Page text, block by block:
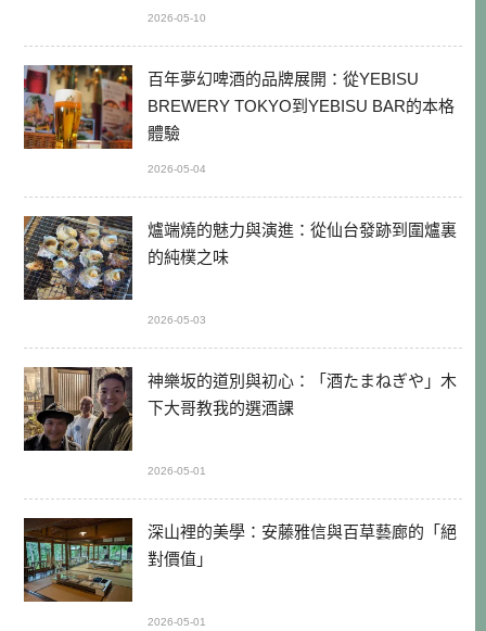
2026-05-10
百年夢幻啤酒的品牌展開：從YEBISU
BREWERY TOKYO到YEBISU BAR的本格
體驗
2026-05-04
爐端燒的魅力與演進：從仙台發跡到圍爐裏
的純樸之味
2026-05-03
神樂坂的道別與初心：「酒たまねぎや」木
下大哥教我的選酒課
2026-05-01
深山裡的美學：安藤雅信與百草藝廊的「絕
對價值」
2026-05-01